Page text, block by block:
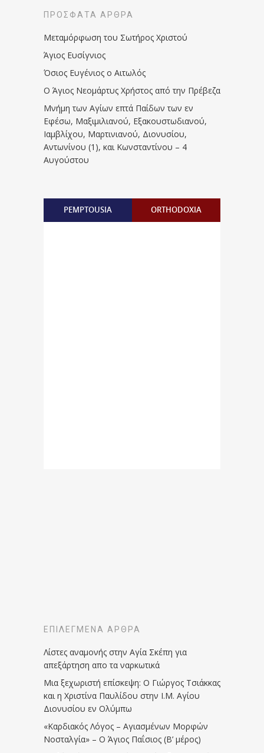
ΠΡΌΣΦΑΤΑ ΆΡΘΡΑ
Μεταμόρφωση του Σωτήρος Χριστού
Άγιος Ευσίγνιος
Όσιος Ευγένιος ο Αιτωλός
Ο Άγιος Νεομάρτυς Χρήστος από την Πρέβεζα
Μνήμη των Aγίων επτά Παίδων των εν
Eφέσω, Mαξιμιλιανού, Eξακουστωδιανού,
Iαμβλίχου, Mαρτινιανού, Διονυσίου,
Aντωνίνου (1), και Kωνσταντίνου – 4
Αυγούστου
PEMPTOUSIA ORTHODOXIA
ΕΠΙΛΕΓΜΈΝΑ ΆΡΘΡΑ
Λίστες αναμονής στην Αγία Σκέπη για
απεξάρτηση απο τα ναρκωτικά
Μια ξεχωριστή επίσκεψη: Ο Γιώργος Τσιάκκας
και η Χριστίνα Παυλίδου στην Ι.Μ. Αγίου
Διονυσίου εν Ολύμπω
«Καρδιακός Λόγος – Αγιασμένων Μορφών
Νοσταλγία» – Ο Άγιος Παΐσιος (Β’ μέρος)